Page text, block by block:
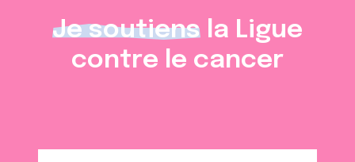
Je soutiens la Ligue
contre le cancer